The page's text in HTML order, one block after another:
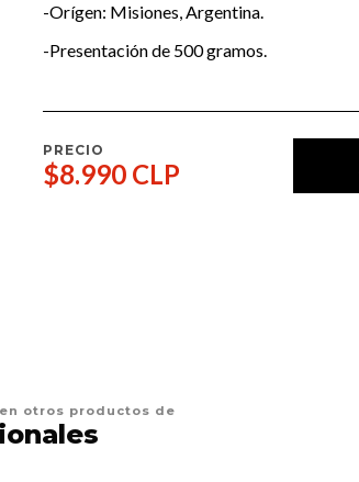
-Orígen: Misiones, Argentina.
-Presentación de 500 gramos.
PRECIO
$8.990 CLP
otros productos de